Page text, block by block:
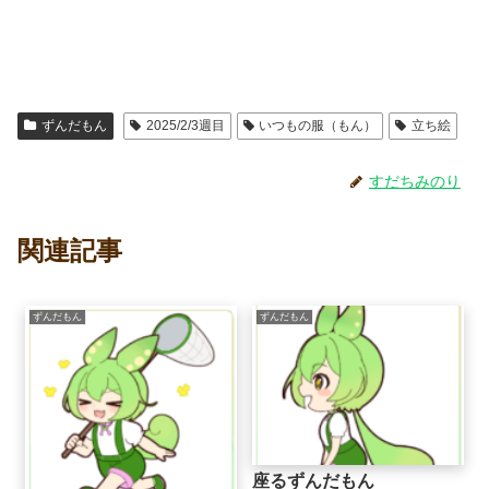
ずんだもん 2025/2/3週目 いつもの服（もん） 立ち絵
すだちみのり
関連記事
ずんだもん ずんだもん
座るずんだもん